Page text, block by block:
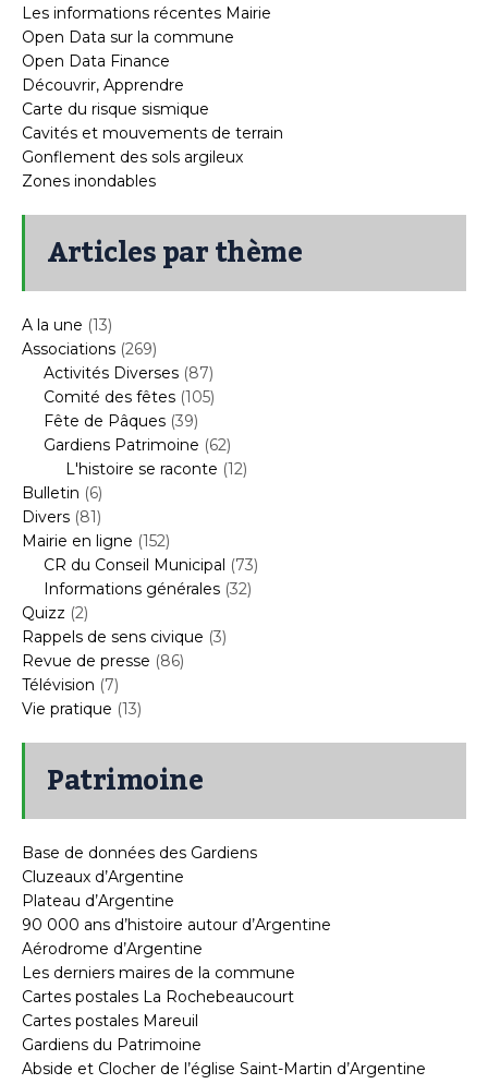
Les informations récentes Mairie
Open Data sur la commune
Open Data Finance
Découvrir, Apprendre
Carte du risque sismique
Cavités et mouvements de terrain
Gonflement des sols argileux
Zones inondables
Articles par thème
A la une (13)
Associations (269)
Activités Diverses (87)
Comité des fêtes (105)
Fête de Pâques (39)
Gardiens Patrimoine (62)
L'histoire se raconte (12)
Bulletin (6)
Divers (81)
Mairie en ligne (152)
CR du Conseil Municipal (73)
Informations générales (32)
Quizz (2)
Rappels de sens civique (3)
Revue de presse (86)
Télévision (7)
Vie pratique (13)
Patrimoine
Base de données des Gardiens
Cluzeaux d’Argentine
Plateau d’Argentine
90 000 ans d’histoire autour d’Argentine
Aérodrome d’Argentine
Les derniers maires de la commune
Cartes postales La Rochebeaucourt
Cartes postales Mareuil
Gardiens du Patrimoine
Abside et Clocher de l’église Saint-Martin d’Argentine